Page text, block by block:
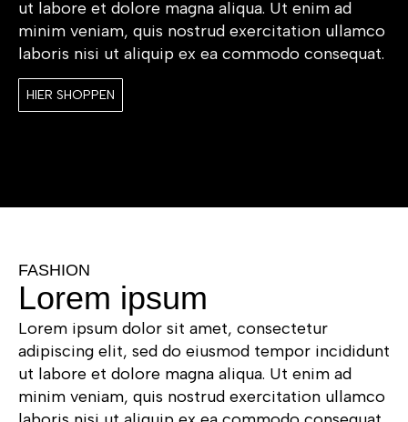
ut labore et dolore magna aliqua. Ut enim ad
minim veniam, quis nostrud exercitation ullamco
laboris nisi ut aliquip ex ea commodo consequat.
HIER SHOPPEN
FASHION
Lorem ipsum
Lorem ipsum dolor sit amet, consectetur
adipiscing elit, sed do eiusmod tempor incididunt
ut labore et dolore magna aliqua. Ut enim ad
minim veniam, quis nostrud exercitation ullamco